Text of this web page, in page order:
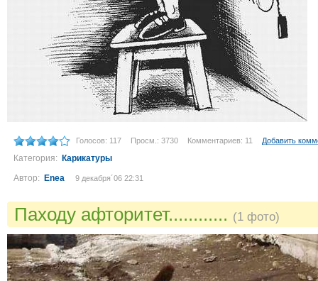
Голосов: 117 Просм.: 3730 Комментариев: 11 Добавить
Категория: Карикатуры
Автор: Enea 9 декабря´06 22:31
Паходу афторитет............ (1 фото)